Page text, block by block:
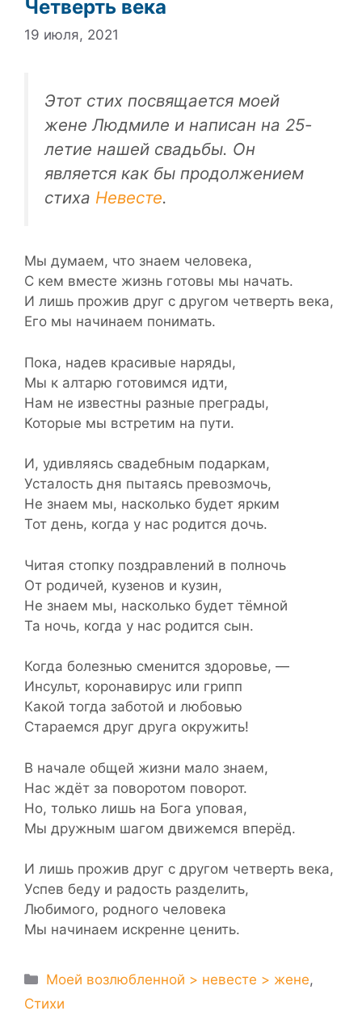
Четверть века
19 июля, 2021
Этот стих посвящается моей
жене Людмиле и написан на 25-
летие нашей свадьбы. Он
является как бы продолжением
стиха Невесте.
Мы думаем, что знаем человека,
С кем вместе жизнь готовы мы начать.
И лишь прожив друг с другом четверть века,
Его мы начинаем понимать.
Пока, надев красивые наряды,
Мы к алтарю готовимся идти,
Нам не известны разные преграды,
Которые мы встретим на пути.
И, удивляясь свадебным подаркам,
Усталость дня пытаясь превозмочь,
Не знаем мы, насколько будет ярким
Тот день, когда у нас родится дочь.
Читая стопку поздравлений в полночь
От родичей, кузенов и кузин,
Не знаем мы, насколько будет тёмной
Та ночь, когда у нас родится сын.
Когда болезнью сменится здоровье, —
Инсульт, коронавирус или грипп
Какой тогда заботой и любовью
Стараемся друг друга окружить!
В начале общей жизни мало знаем,
Нас ждёт за поворотом поворот.
Но, только лишь на Бога уповая,
Мы дружным шагом движемся вперёд.
И лишь прожив друг с другом четверть века,
Успев беду и радость разделить,
Любимого, родного человека
Мы начинаем искренне ценить.
Рубрики
Моей возлюбленной > невесте > жене,
Стихи